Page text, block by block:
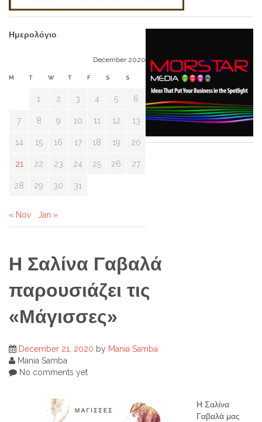
Ημερολόγιο
December 2020
M T W T F S S
1 2 3 4 5 6
7 8 9 10 11 12 13
14 15 16 17 18 19 20
21 22 23 24 25 26 27
28 29 30 31
« Nov Jan »
Η Σαλίνα Γαβαλά
παρουσιάζει τις
«Μάγισσες»
December 21, 2020 by Mania Samba
Mania Samba
No comments yet
Η Σαλίνα
Γαβαλά μας